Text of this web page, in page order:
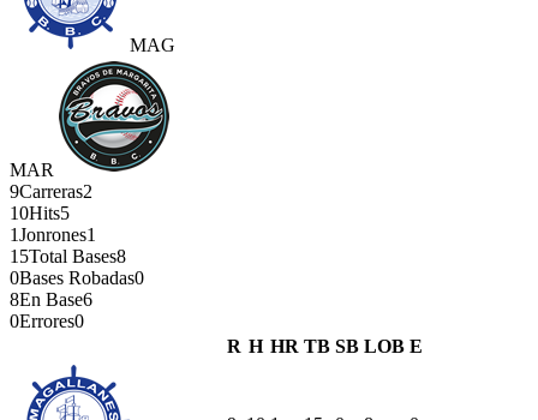
MAG
MAR
9Carreras2
10Hits5
1Jonrones1
15Total Bases8
0Bases Robadas0
8En Base6
0Errores0
R H HR TB SB LOB E